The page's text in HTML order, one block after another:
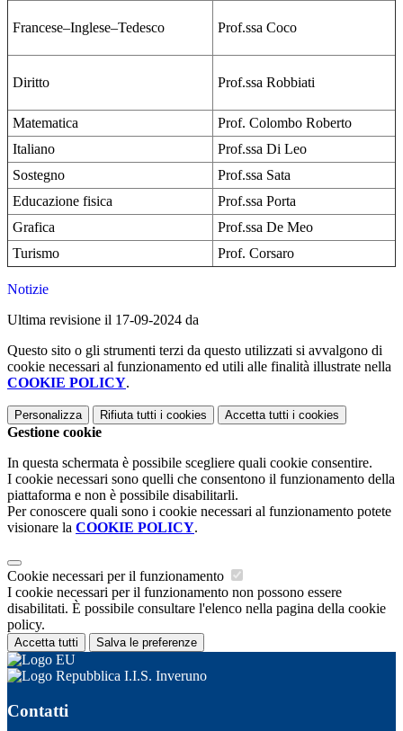
Francese–Inglese–Tedesco Prof.ssa Coco
Diritto Prof.ssa Robbiati
Matematica
Prof. Colombo Roberto
Italiano
Prof.ssa Di Leo
Sostegno
Prof.ssa Sata
Educazione fisica
Prof.ssa Porta
Grafica
Prof.ssa De Meo
Turismo
Prof. Corsaro
Notizie
Ultima revisione il 17-09-2024 da
Questo sito o gli strumenti terzi da questo utilizzati si avvalgono di
cookie necessari al funzionamento ed utili alle finalità illustrate nella
COOKIE POLICY.
Personalizza Rifiuta tutti i cookies Accetta tutti i cookies
Gestione cookie
In questa schermata è possibile scegliere quali cookie consentire.
I cookie necessari sono quelli che consentono il funzionamento della
piattaforma e non è possibile disabilitarli.
Per conoscere quali sono i cookie necessari al funzionamento potete
visionare la COOKIE POLICY.
Cookie necessari per il funzionamento
I cookie necessari per il funzionamento non possono essere
disabilitati. È possibile consultare l'elenco nella pagina della cookie
policy.
Accetta tutti Salva le preferenze
I.I.S. Inveruno
Contatti